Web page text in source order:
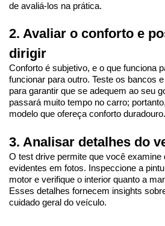
de avaliá-los na prática.
2. Avaliar o conforto e
dirigir
Conforto é subjetivo, e o que funciona
funcionar para outro. Teste os bancos
para garantir que se adequem ao seu
passará muito tempo no carro;
modelo que ofereça conforto duradouro.
3. Analisar detalhes do
O test drive permite que você examine
evidentes em fotos. Inspeccione a
motor e verifique o interior quanto a
Esses detalhes fornecem insights
cuidado geral do veículo.